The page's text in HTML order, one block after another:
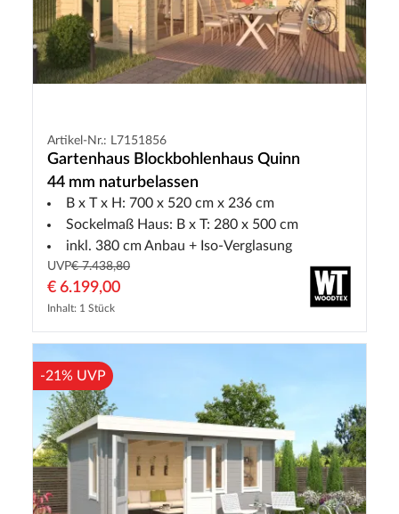
Artikel-Nr.: L7151856
Gartenhaus Blockbohlenhaus Quinn
44 mm naturbelassen
B x T x H: 700 x 520 cm x 236 cm
Sockelmaß Haus: B x T: 280 x 500 cm
inkl. 380 cm Anbau + Iso-Verglasung
UVP€ 7.438,80
€ 6.199,00
Inhalt: 1 Stück
-21% UVP